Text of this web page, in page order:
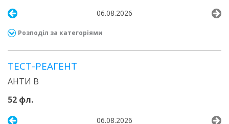
06.08.2026
Розподіл за категоріями
ТЕСТ-РЕАГЕНТ
АНТИ В
52 фл.
06.08.2026